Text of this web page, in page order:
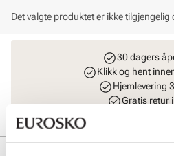
Det valgte produktet er ikke tilgjengelig
30 dagers
Klikk og hent
Hjemlevering
Gratis retur